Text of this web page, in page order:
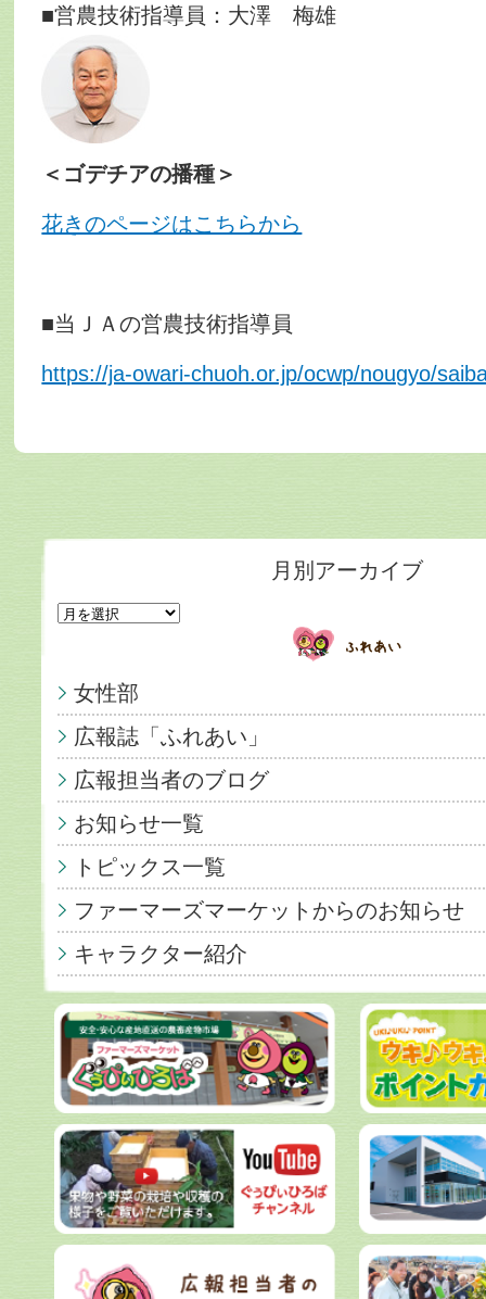
■営農技術指導員：大澤 梅雄
＜ゴデチアの播種＞
花きのページはこちらから
■当ＪＡの営農技術指導員
https://ja-owari-chuoh.or.jp/ocwp/nougyo/
月別アーカイブ
女性部
広報誌「ふれあい」
広報担当者のブログ
お知らせ一覧
トピックス一覧
ファーマーズマーケットからのお知らせ
キャラクター紹介